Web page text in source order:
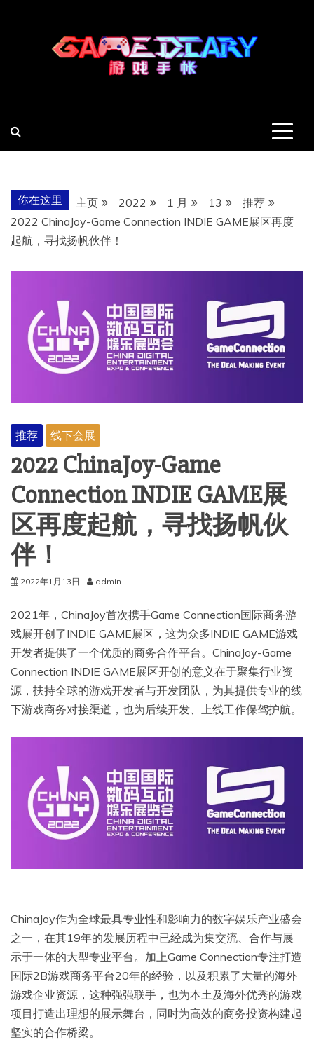
你在这里 主页 2022 1 月 13
推荐
2022 ChinaJoy-Game Connection INDIE GAME展区再度
起航，寻找扬帆伙伴！
推荐 线下会展
2022 ChinaJoy-Game
Connection INDIE GAME展
区再度起航，寻找扬帆伙
伴！
2022年1月13日 admin
2021年，ChinaJoy首次携手Game Connection国际商务游
戏展开创了INDIE GAME展区，这为众多INDIE GAME游戏
开发者提供了一个优质的商务合作平台。ChinaJoy-Game
Connection INDIE GAME展区开创的意义在于聚集行业资
源，扶持全球的游戏开发者与开发团队，为其提供专业的线
下游戏商务对接渠道，也为后续开发、上线工作保驾护航。
ChinaJoy作为全球最具专业性和影响力的数字娱乐产业盛会
之一，在其19年的发展历程中已经成为集交流、合作与展
示于一体的大型专业平台。加上Game Connection专注打造
国际2B游戏商务平台20年的经验，以及积累了大量的海外
游戏企业资源，这种强强联手，也为本土及海外优秀的游戏
项目打造出理想的展示舞台，同时为高效的商务投资构建起
坚实的合作桥梁。